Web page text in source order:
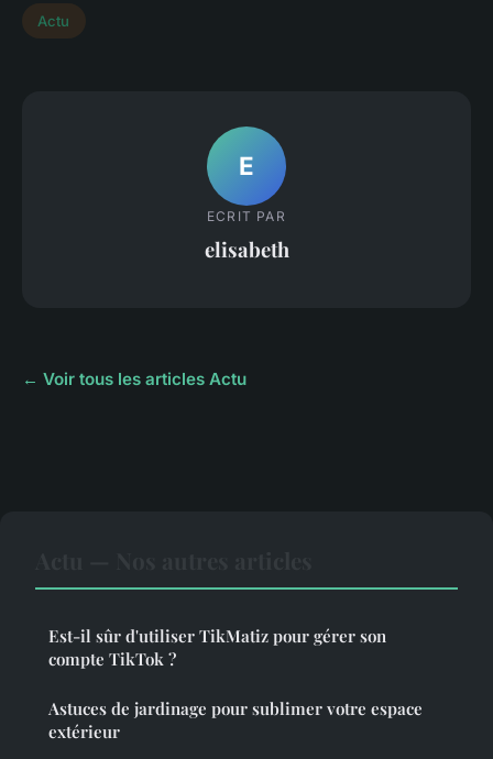
Actu
E
ECRIT PAR
elisabeth
← Voir tous les articles Actu
Est-il sûr d'utiliser TikMatiz pour gérer son
compte TikTok ?
Astuces de jardinage pour sublimer votre espace
extérieur